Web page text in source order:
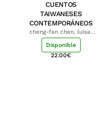
CUENTOS
TAIWANESES
CONTEMPORÁNEOS
cheng-fan chen, luisa;
shu-ying chang, luisa
Disponible
22.00€